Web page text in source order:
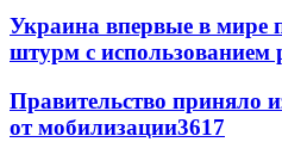
Украина впервые в мире
штурм с использованием
Правительство приняло
от мобилизации3617